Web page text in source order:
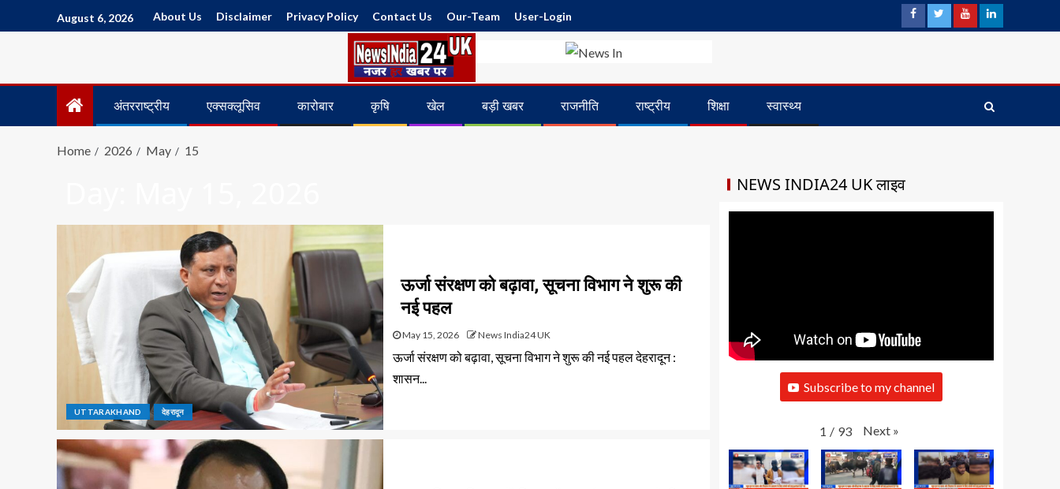
August 6, 2026 About Us Disclaimer Privacy Policy Contact Us Our-Team User-Login
अंतरराष्ट्रीय एक्सक्लूसिव कारोबार कृषि खेल बड़ी खबर राजनीति राष्ट्रीय शिक्षा स्वास्थ्य
Home 2026 May 15
UTTARAKHAND देहरादून
ऊर्जा संरक्षण को बढ़ावा, सूचना विभाग ने शुरू की
नई पहल
May 15, 2026 News India24 UK
ऊर्जा संरक्षण को बढ़ावा, सूचना विभाग ने शुरू की नई पहल देहरादून :
शासन...
NEWS INDIA24 UK लाइव
Subscribe to my channel
1 / 93 Next »